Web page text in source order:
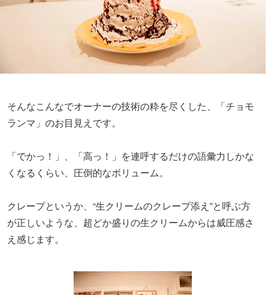
そんなこんなでオーナーの技術の粋を尽くした、「チョモ
ランマ」のお目見えです。
「でかっ！」、「高っ！」を連呼するだけの語彙力しかな
くなるくらい、圧倒的なボリューム。
クレープというか、“生クリームのクレープ添え”と呼ぶ方
が正しいような、超どか盛りの生クリームからは威圧感さ
え感じます。